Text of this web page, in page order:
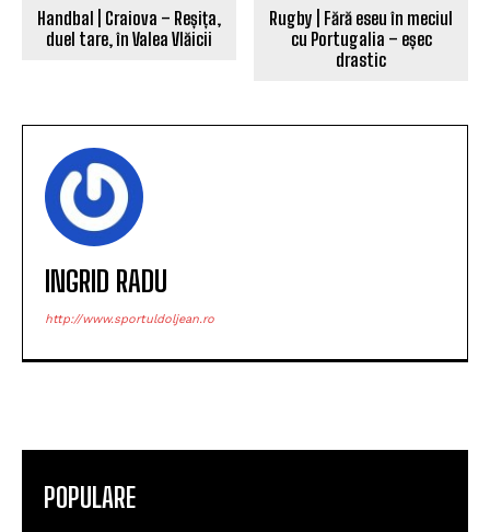
Handbal | Craiova – Reșița,
duel tare, în Valea Vlăicii
Rugby | Fără eseu în meciul
cu Portugalia – eșec
drastic
INGRID RADU
http://www.sportuldoljean.ro
POPULARE